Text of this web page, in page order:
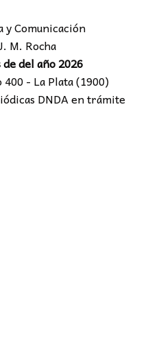
Comunicación
M. Rocha
del año 2026
- La Plata (1900)
DNDA en trámite